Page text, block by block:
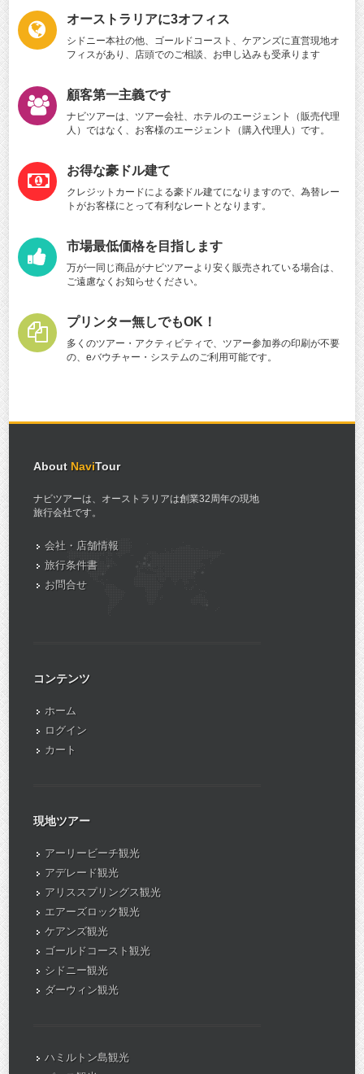
オーストラリアに3オフィス
シドニー本社の他、ゴールドコースト、ケアンズに直営現地オ
フィスがあり、店頭でのご相談、お申し込みも受承ります
顧客第一主義です
ナビツアーは、ツアー会社、ホテルのエージェント（販売代理
人）ではなく、お客様のエージェント（購入代理人）です。
お得な豪ドル建て
クレジットカードによる豪ドル建てになりますので、為替レー
トがお客様にとって有利なレートとなります。
市場最低価格を目指します
万が一同じ商品がナビツアーより安く販売されている場合は、
ご遠慮なくお知らせください。
プリンター無しでもOK！
多くのツアー・アクティビティで、ツアー参加券の印刷が不要
の、eバウチャー・システムのご利用可能です。
About NaviTour
ナビツアーは、オーストラリアは創業32周年の現地
旅行会社です。
会社・店舗情報
旅行条件書
お問合せ
コンテンツ
ホーム
ログイン
カート
現地ツアー
アーリービーチ観光
アデレード観光
アリススプリングス観光
エアーズロック観光
ケアンズ観光
ゴールドコースト観光
シドニー観光
ダーウィン観光
ハミルトン島観光